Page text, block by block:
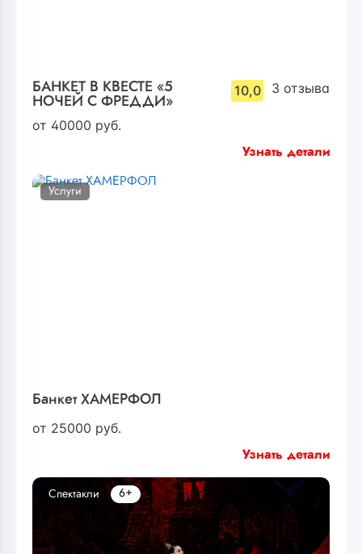
БАНКЕТ В КВЕСТЕ «5
НОЧЕЙ С ФРЕДДИ»
10,0 3 отзыва
от 40000 руб.
Узнать детали
Банкет ХАМЕРФОЛ
от 25000 руб.
Услуги
Узнать детали
Спектакли 6+